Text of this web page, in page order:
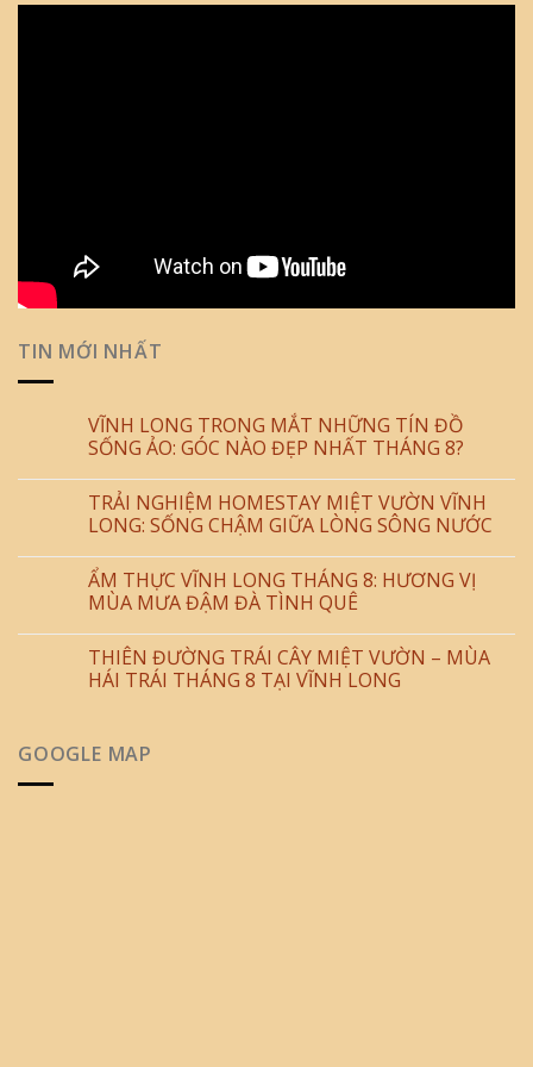
TIN MỚI NHẤT
VĨNH LONG TRONG MẮT NHỮNG TÍN ĐỒ
SỐNG ẢO: GÓC NÀO ĐẸP NHẤT THÁNG 8?
TRẢI NGHIỆM HOMESTAY MIỆT VƯỜN VĨNH
LONG: SỐNG CHẬM GIỮA LÒNG SÔNG NƯỚC
ẨM THỰC VĨNH LONG THÁNG 8: HƯƠNG VỊ
MÙA MƯA ĐẬM ĐÀ TÌNH QUÊ
THIÊN ĐƯỜNG TRÁI CÂY MIỆT VƯỜN – MÙA
HÁI TRÁI THÁNG 8 TẠI VĨNH LONG
GOOGLE MAP